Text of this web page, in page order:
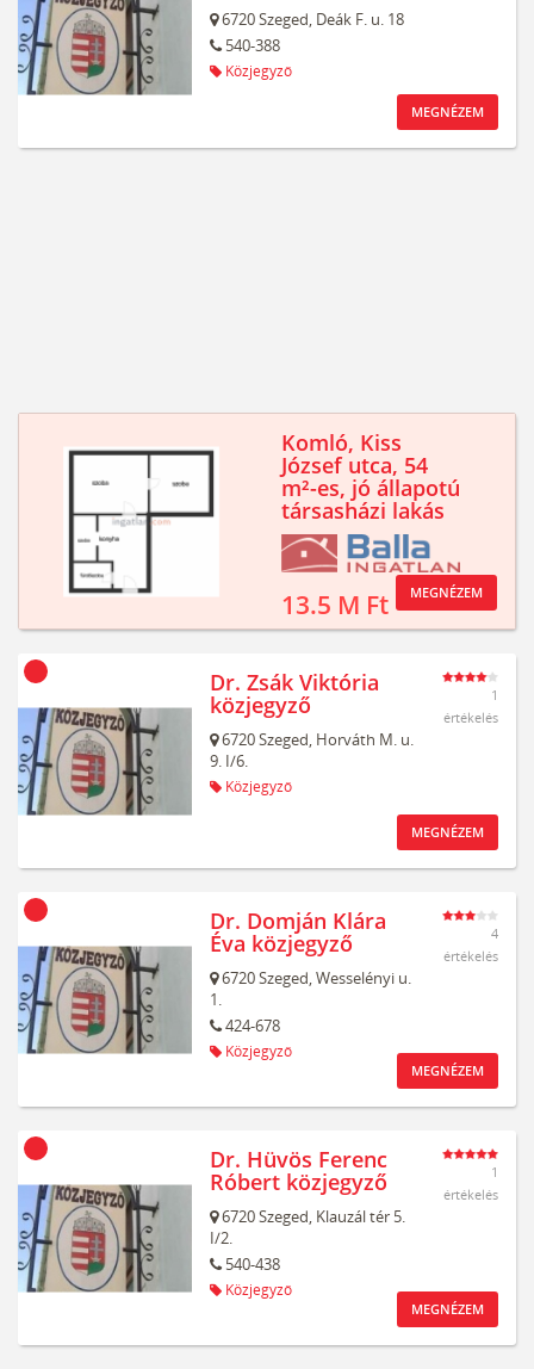
6720Szeged, Deák F. u. 18
540-388
Közjegyző
MEGNÉZEM
Komló, Kiss
József utca, 54
m²-es, jó állapotú
társasházi lakás
13.5 M Ft MEGNÉZEM
Dr. Zsák Viktória
közjegyző
6720Szeged, Horváth M. u.
9. I/6.
Közjegyző
1
értékelés
MEGNÉZEM
Dr. Domján Klára
Éva közjegyző
6720Szeged,Wesselényi u.
1.
424-678
Közjegyző
4
értékelés
MEGNÉZEM
Dr. Hüvös Ferenc
Róbert közjegyző
6720Szeged, Klauzál tér 5.
I/2.
540-438
Közjegyző
1
értékelés
MEGNÉZEM